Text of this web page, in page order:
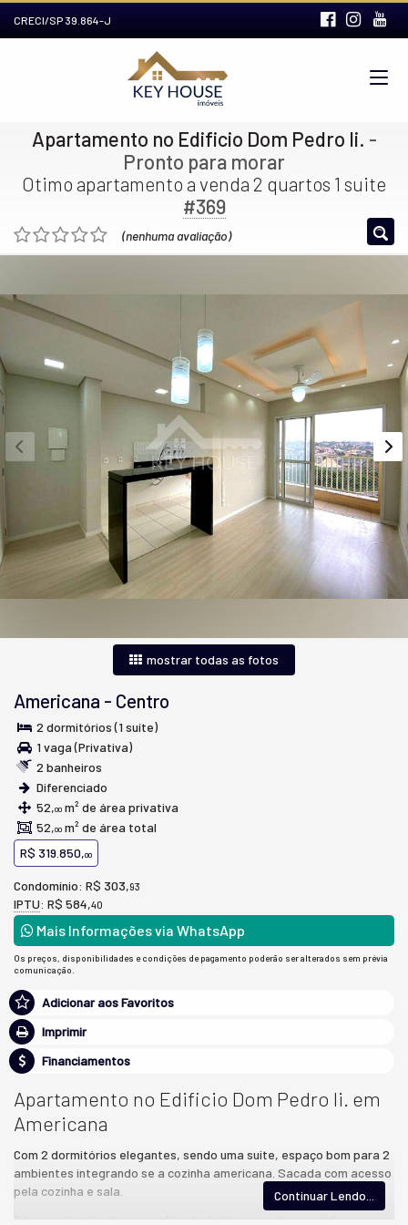
CRECI/SP 39.864-J
Apartamento no Edificio Dom Pedro Ii. -
Pronto para morar
Otimo apartamento a venda 2 quartos 1 suite
#369
(nenhuma avaliação)
mostrar todas as fotos
Americana - Centro
2 dormitórios (1 suíte)
1 vaga (Privativa)
2 banheiros
Diferenciado
52,00 m² de área privativa
52,00 m² de área total
R$ 319.850,00
Condomínio: R$ 303,93
IPTU: R$ 584,40
Mais Informações via WhatsApp
Os preços, disponibilidades e condições de pagamento poderão ser alterados sem prévia
comunicação.
Adicionar aos Favoritos
Imprimir
Financiamentos
Apartamento no Edificio Dom Pedro Ii. em
Americana
Com 2 dormitórios elegantes, sendo uma suite, espaço bom para 2
ambientes integrando se a cozinha americana. Sacada com acesso
pela cozinha e sala.
Pisos em laminado e porcelanato, lustres na sala e cozinha,
Continuar Lendo...